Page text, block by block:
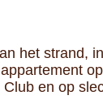
het strand,
en op